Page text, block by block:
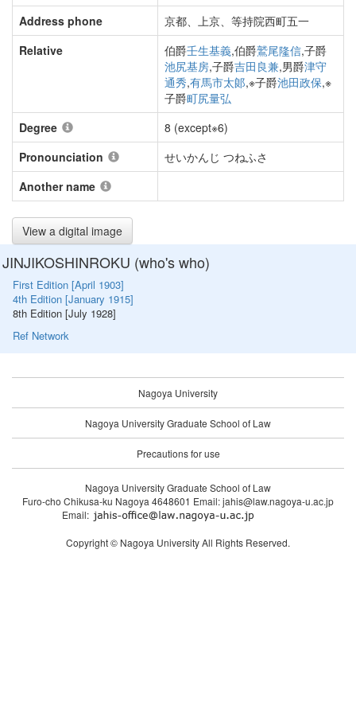
Address phone
京都、上京、等持院西町五一
Relative
伯爵壬生基義,伯爵鷲尾隆信,子爵
池尻基房,子爵吉田良兼,男爵津守
通秀,有馬市太郞,※子爵池田政保,※
子爵町尻量弘
Degree
8 (except※6)
Pronounciation
せいかんじ つねふさ
Another name
View a digital image
JINJIKOSHINROKU (who's who)
First Edition [April 1903]
4th Edition [January 1915]
8th Edition [July 1928]
Ref Network
Nagoya University
Nagoya University Graduate School of Law
Precautions for use
Nagoya University Graduate School of Law
Furo-cho Chikusa-ku Nagoya 4648601 Email: jahis@law.nagoya-u.ac.jp
Email:
Copyright © Nagoya University All Rights Reserved.